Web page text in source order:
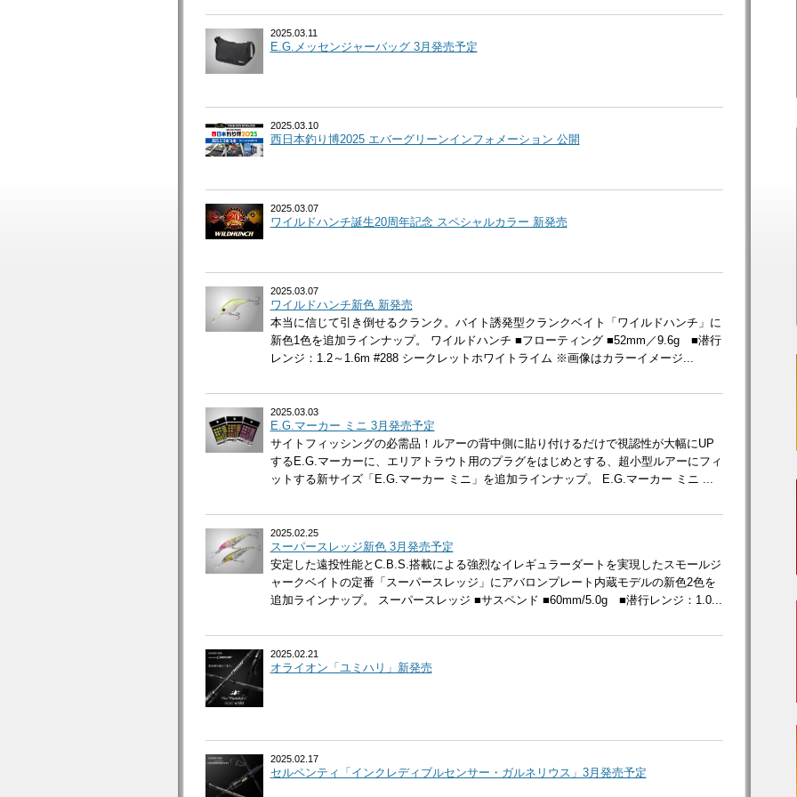
2025.03.11
E.G.メッセンジャーバッグ 3月発売予定
2025.03.10
西日本釣り博2025 エバーグリーンインフォメーション 公開
2025.03.07
ワイルドハンチ誕生20周年記念 スペシャルカラー 新発売
2025.03.07
ワイルドハンチ新色 新発売
本当に信じて引き倒せるクランク。バイト誘発型クランクベイト「ワイルドハンチ」に
新色1色を追加ラインナップ。 ワイルドハンチ ■フローティング ■52mm／9.6g ■潜行
レンジ：1.2～1.6m #288 シークレットホワイトライム ※画像はカラーイメージ...
2025.03.03
E.G.マーカー ミニ 3月発売予定
サイトフィッシングの必需品！ルアーの背中側に貼り付けるだけで視認性が大幅にUP
するE.G.マーカーに、エリアトラウト用のプラグをはじめとする、超小型ルアーにフィ
ットする新サイズ「E.G.マーカー ミニ」を追加ラインナップ。 E.G.マーカー ミニ ...
2025.02.25
スーパースレッジ新色 3月発売予定
安定した遠投性能とC.B.S.搭載による強烈なイレギュラーダートを実現したスモールジ
ャークベイトの定番「スーパースレッジ」にアバロンプレート内蔵モデルの新色2色を
追加ラインナップ。 スーパースレッジ ■サスペンド ■60mm/5.0g ■潜行レンジ：1.0...
2025.02.21
オライオン「ユミハリ」新発売
2025.02.17
セルペンティ「インクレディブルセンサー・ガルネリウス」3月発売予定